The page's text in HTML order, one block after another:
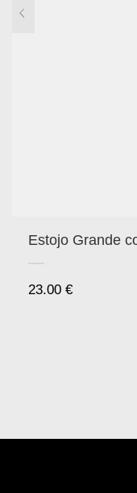
Estojo Grande
23.00 €